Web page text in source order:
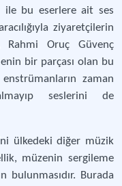
ile bu eserlere ait ses
ziyaretçilerin
Rahmi Oruç Güvenç
bir parçası olan bu
zaman
seslerini de
ülkedeki diğer müzik
müzenin sergileme
bulunmasıdır. Burada